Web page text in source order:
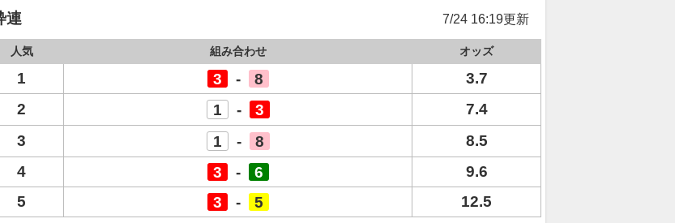
連 7/24 16:19更新
人気 組み合わせ オッズ
1 3 - 8
3.7
2
1 - 3
7.4
3
1 - 8
8.5
4
3 - 6
9.6
5
3 - 5
12.5